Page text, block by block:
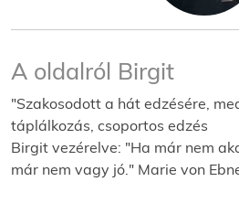
A oldalról Birgit
"Szakosodott a hát edzésére,
táplálkozás, csoportos edzés
Birgit vezérelve: "Ha már nem
már nem vagy jó." Marie von